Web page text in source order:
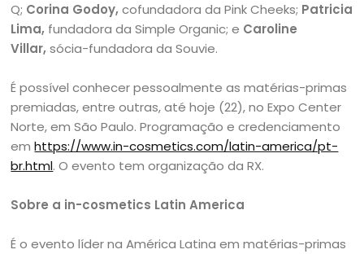
Q; Corina Godoy, cofundadora da Pink Cheeks; Patricia
Lima, fundadora da Simple Organic; e Caroline
Villar, sócia-fundadora da Souvie.
É possível conhecer pessoalmente as matérias-primas
premiadas, entre outras, até hoje (22), no Expo Center
Norte, em São Paulo. Programação e credenciamento
emhttps://www.in-cosmetics.com/latin-america/pt-
br.html. O evento tem organização da RX.
Sobre a in-cosmetics Latin America
É o evento líder na América Latina em matérias-primas